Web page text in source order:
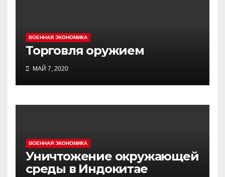
ВОЕННАЯ ЭКОНОМИКА
Торговля оружием
МАЙ 7, 2020
ВОЕННАЯ ЭКОНОМИКА
Уничтожение окружающей
среды в Индокитае